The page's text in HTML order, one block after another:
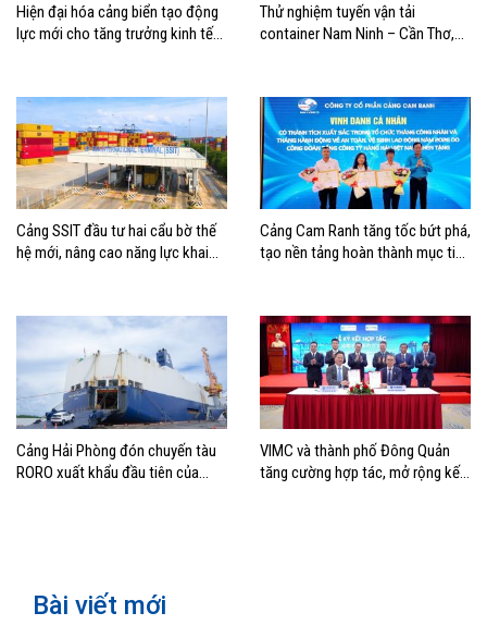
Hiện đại hóa cảng biển tạo động
lực mới cho tăng trưởng kinh tế
Thử nghiệm tuyến vận tải
container Nam Ninh – Cần Thơ,
Cảng SSIT đầu tư hai cẩu bờ thế
hệ mới, nâng cao năng lực khai
Cảng Cam Ranh tăng tốc bứt phá,
tạo nền tảng hoàn thành mục tiêu
Cảng Hải Phòng đón chuyến tàu
RORO xuất khẩu đầu tiên của
VIMC và thành phố Đông Quản
tăng cường hợp tác, mở rộng kết
Bài viết mới